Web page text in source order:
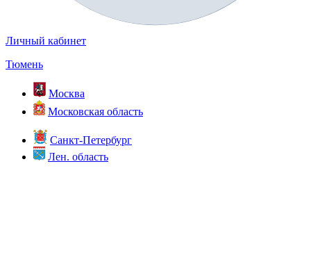
Личный кабинет
Тюмень
Москва
Московская область
Санкт-Петербург
Лен. область